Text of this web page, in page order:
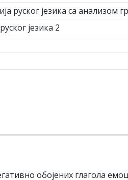
руског језика са анализом
језика 2
обојених глагола